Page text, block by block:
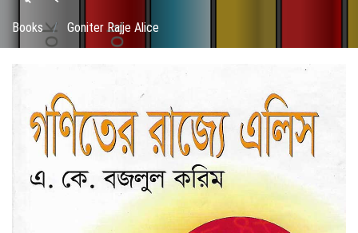
Books / Goniter Rajje Alice